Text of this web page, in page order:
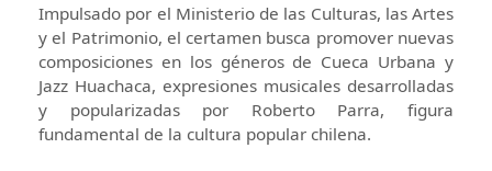
Impulsado por el Ministerio de las Culturas, las Artes
y el Patrimonio, el certamen busca promover nuevas
composiciones en los géneros de Cueca Urbana y
Jazz Huachaca, expresiones musicales desarrolladas
y popularizadas por Roberto Parra, figura
fundamental de la cultura popular chilena.